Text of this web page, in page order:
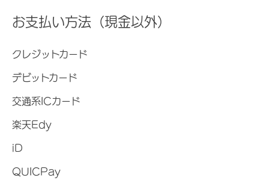
お支払い方法（現金以外）
クレジットカード
デビットカード
交通系ICカード
楽天Edy
iD
QUICPay